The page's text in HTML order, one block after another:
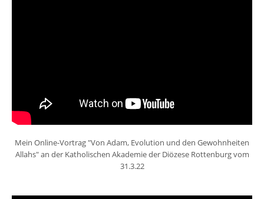
Mein Online-Vortrag "Von Adam, Evolution und den Gewohnheiten
Allahs" an der Katholischen Akademie der Diözese Rottenburg vom
31.3.22